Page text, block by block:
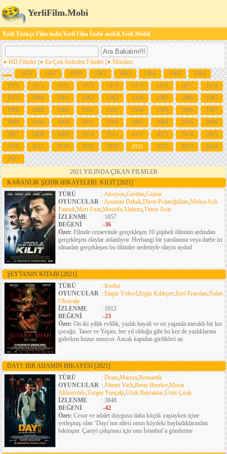
YerliFilm.Mobi
Yerli Türkçe Film indir,Yerli Film İndir mobil,Yerli Mobil
HD Filmler En Çok İndirilen Filmler
Müslüm
1950
1957 1959 1962 1965 1966 1968
1969
1970
1971 1972 1973 1974 1975 1976 1977
1978
1979
1980 1981 1982 1983 1984 1985 1986
1987
1988
1989 1990 1991 1992 1994 1995 1996
1997
1998
1999 2000 2001 2002 2003 2004 2005
2006
2007
2008 2009 2010 2011 2012 2013 2014
2015
2016
2017 2018 2019 2020 2021 2022 2023
2024
2025
2021 YILINDA ÇIKAN FILMLER
KARANLIK ŞEHIR HIKAYELERI: KILIT [2021]
TÜRÜ
:Aksiyon,Gerilim,Gizem
OYUNCULAR :Asuman Dabak,Diren Polatoğulları,Melisa Aslı
Pamuk,Mert Fırat,Mustafa Alabora,Timur Acar
İZLENME
: 1057
BEĞENİ
:-36
Özet: Filmde cezaevinde gerçekleşen 10 şüpheli ölümün ardından
gerçekleşen olaylar anlatılıyor. Herhangi bir yaralanma veya darbe izi
olmadan gerçekleşen bu ölümler nedeniyle olayın aydınl
ŞEYTANIN KITABI [2021]
TÜRÜ
: Korku
OYUNCULAR : Engin Yüksel,Ergin Kılıkçıer,Erol Erarslan,Nalan
Olcayalp
İZLENME
: 1012
BEĞENİ
:-23
Özet: On iki yıllık evlilik, yazlık hayali ve on yaşında meraklı bir kız
çocuğu. Taner ve Yeşim, her yıl olduğu gibi bu kez de yazlıklarına
giderken huzur umuyor. Ancak kapıdan girdikleri an
DAYI: BIR ADAMIN HIKAYESI [2021]
TÜRÜ
: Dram,Macera,Romantik
OYUNCULAR :Ahmet Varlı,Beste Bereket,Murat
Akkoyunlu,Turgut Tunçalp,Ufuk Bayraktar,Ümit Çırak
İZLENME
: 3848
BEĞENİ
:-42
Özet: Cesur ve adalet duygusu daha küçük yaştayken içine
yerleşmiş olan ‘Dayı’nın ailesi onun köydeki haylazlıklarından
bıkmıştır. Çareyi çalışması için onu İstanbul’a gönderme